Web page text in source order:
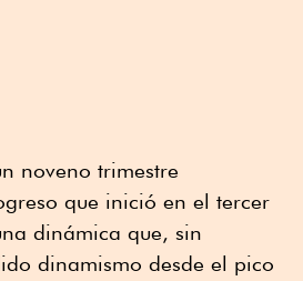
noveno trimestre
que inició en el tercer
dinámica que, sin
dinamismo desde el pico